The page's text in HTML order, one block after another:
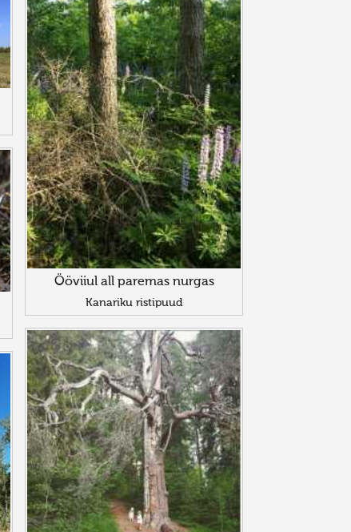
Ööviiul all paremas nurgas
Kanariku ristipuud